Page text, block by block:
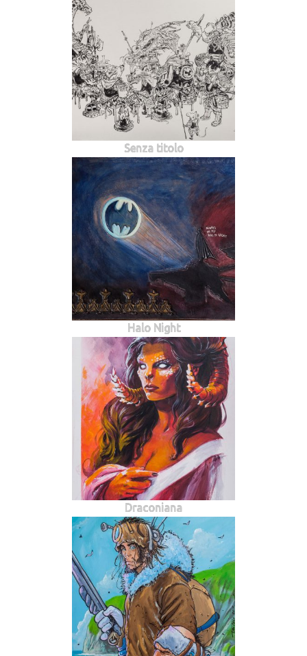
Senza titolo
Halo Night
Draconiana